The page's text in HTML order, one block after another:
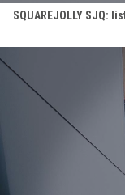
SQUAREJOLLY